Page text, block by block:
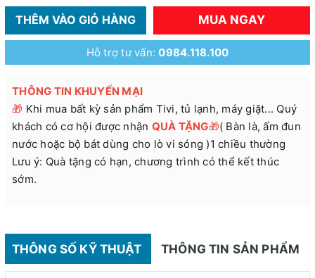
THÊM VÀO GIỎ HÀNG MUA NGAY
Hỗ trợ tư vấn:0984.118.100
THÔNG TIN KHUYẾN MẠI
🎁 Khi mua bất kỳ sản phẩm Tivi, tủ lạnh, máy giặt... Quý
khách có cơ hội được nhận QUÀ TẶNG🎁( Bàn là, ấm đun
nước hoặc bộ bát dùng cho lò vi sóng )1 chiều thường
Lưu ý: Quà tặng có hạn, chương trình có thể kết thúc
sớm.
THÔNG SỐ KỸ THUẬT THÔNG TIN SẢN PHẨM